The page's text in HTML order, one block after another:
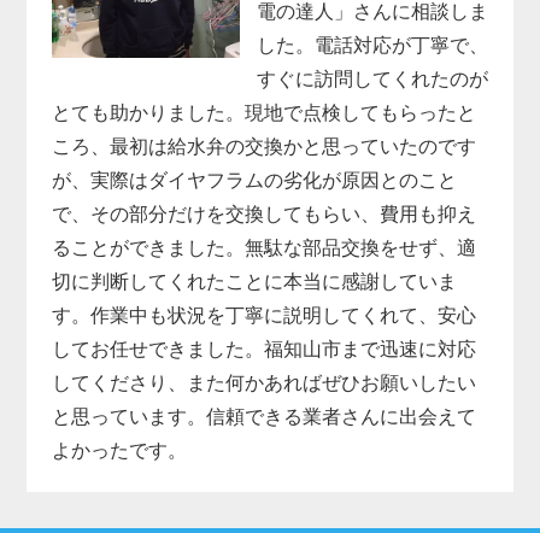
電の達人」さんに相談しま
した。電話対応が丁寧で、
すぐに訪問してくれたのが
とても助かりました。現地で点検してもらったと
ころ、最初は給水弁の交換かと思っていたのです
が、実際はダイヤフラムの劣化が原因とのこと
で、その部分だけを交換してもらい、費用も抑え
ることができました。無駄な部品交換をせず、適
切に判断してくれたことに本当に感謝していま
す。作業中も状況を丁寧に説明してくれて、安心
してお任せできました。福知山市まで迅速に対応
してくださり、また何かあればぜひお願いしたい
と思っています。信頼できる業者さんに出会えて
よかったです。